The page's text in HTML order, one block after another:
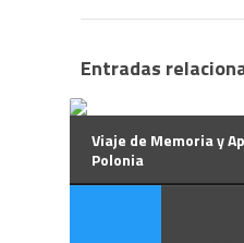
Entradas
Viaje de Memoria y
Polonia